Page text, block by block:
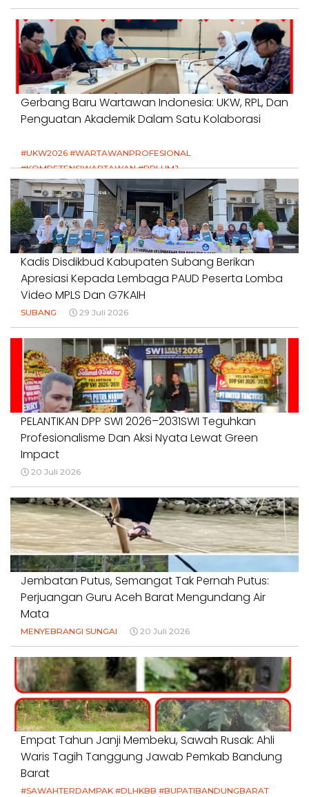
Gerbang Baru Wartawan Indonesia: UKW, RPL, Dan
Penguatan Akademik Dalam Satu Kolaborasi
#UKW2026 #WARTAWANPROFESIONAL
#KOMPETENSIWARTAWAN #RPLUMJ
#PENDIDIKANWARTAWAN #SWINASIONAL #SWIJABAR
1 Agustus 2026
Kadis Disdikbud Kabupaten Subang Berikan
Apresiasi Kepada Lembaga PAUD Peserta Lomba
Video MPLS Dan G7KAIH
SUBANG 29 Juli 2026
PELANTIKAN DPP SWI 2026–2031SWI Teguhkan
Profesionalisme Dan Aksi Nyata Lewat Green
Impact
20 Juli 2026
Jembatan Putus, Semangat Tak Pernah Putus:
Perjuangan Guru Aceh Barat Mengundang Air
Mata
MENYEBRANGI SUNGAI 20 Juli 2026
Empat Tahun Janji Membeku, Sawah Rusak: Ahli
Waris Tagih Tanggung Jawab Pemkab Bandung
Barat
#SAWAHTERDAMPAK #DLHKBB #BUPATIBANDUNGBARAT